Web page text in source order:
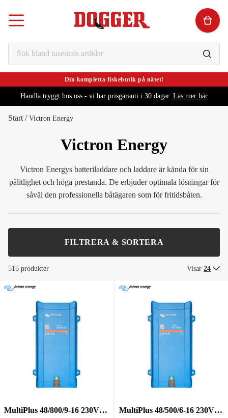
Din kompletta fiskebutik på nätet!
Handla tryggt hos oss - vi har prisgaranti i 30 dagar. Läs mer här
Start / Victron Energy
Victron Energy
Victron Energys batteriladdare och laddare är kända för sin
pålitlighet och höga prestanda. De erbjuder optimala lösningar för
såväl den professionella båtägaren som för fritidsbåten.
FILTRERA & SORTERA
515 produkter Visar 24
MultiPlus 48/800/9-16 230V VE.
MultiPlus 48/500/6-16 230V VE.Bus